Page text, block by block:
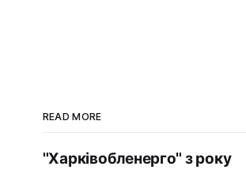
READ MORE
"Харківобленерго" з року